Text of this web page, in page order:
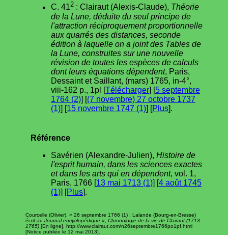
C. 412 : Clairaut (Alexis-Claude), Théorie
de la Lune, déduite du seul principe de
l'attraction réciproquement proportionnelle
aux quarrés des distances, seconde
édition à laquelle on a joint des Tables de
la Lune, construites sur une nouvelle
révision de toutes les espèces de calculs
dont leurs équations dépendent, Paris,
Dessaint et Saillant, (mars) 1765, in-4°,
viii-162 p., 1pl [Télécharger] [5 septembre
1764 (2)] [(7 novembre) 27 octobre 1737
(1)] [15 novembre 1747 (1)] [Plus].
Référence
Savérien (Alexandre-Julien), Histoire de
l'esprit humain, dans les sciences exactes
et dans les arts qui en dépendent, vol. 1,
Paris, 1766 [13 mai 1713 (1)] [4 août 1745
(1)] [Plus].
Courcelle (Olivier), « 26 septembre 1766 (1) : Lalande (Bourg-en-Bresse)
écrit au Journal encyclopédique », Chronologie de la vie de Clairaut (1713-
1765) [En ligne], http://www.clairaut.com/n26septembre1766po1pf.html
[Notice publiée le 12 mai 2013].